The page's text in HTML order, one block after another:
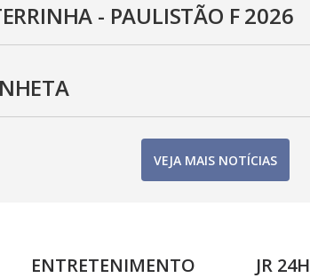
- PAULISTÃO F 2026
VEJA MAIS NOTÍCIAS
ENTRETENIMENTO JR 24H